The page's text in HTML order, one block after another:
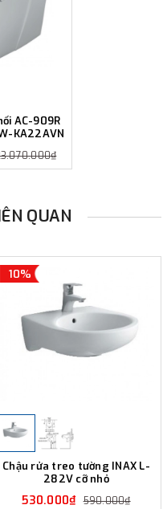
AC-909R
KA22AVN
QUAN
10%
Chậu rửa treo tường INAX L-
282V cỡ nhỏ
530.000₫ 590.000₫